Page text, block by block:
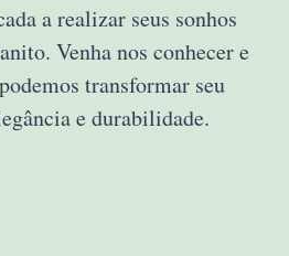
a realizar seus sonhos
Venha nos conhecer e
transformar seu
e durabilidade.